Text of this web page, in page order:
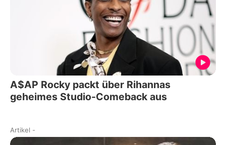
A$AP Rocky packt über Rihannas
geheimes Studio-Comeback aus
Artikel -